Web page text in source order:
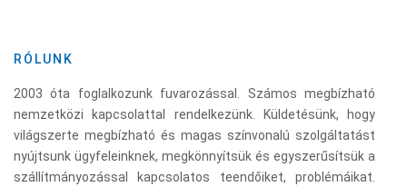
RÓLUNK
2003 óta foglalkozunk fuvarozással. Számos megbízható
nemzetközi kapcsolattal rendelkezünk. Küldetésünk, hogy
világszerte megbízható és magas színvonalú szolgáltatást
nyújtsunk ügyfeleinknek, megkönnyítsük és egyszerűsítsük a
szállítmányozással kapcsolatos teendőiket, problémáikat.